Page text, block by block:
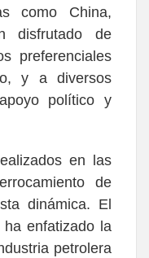
como China,
disfrutado de
preferenciales
y a diversos
político y
en las
de
dinámica. El
ha enfatizado la
petrolera